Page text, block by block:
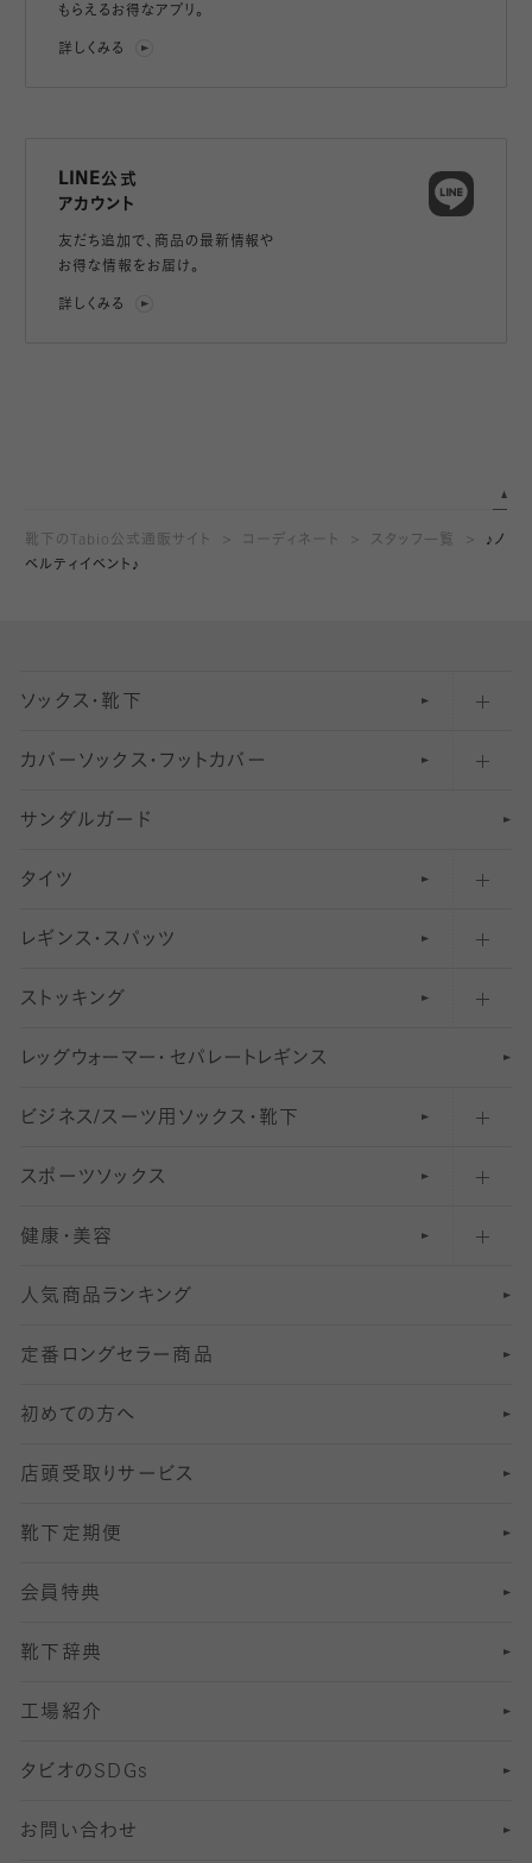
もらえるお得なアプリ。
詳しくみる
LINE公式
アカウント
友だち追加で、 商品の最新情報や
お得な情報をお届け。
詳しくみる
靴下のTabio公式通販サイト コーディネート スタッフ一覧
♪ノ
ベルティイベント♪
ソックス・靴下
五本指ソックス・靴下
足袋ソックス・靴下
無地・プレーンソックス・靴下
柄ソックス・靴下
スニーカー（くるぶし）用ソックス
アンクル・ショートソックス（くるぶし上）
クルーソックス（ふくらはぎ下）
ハイソックス
オーバーニー・ニーハイソックス
カバーソックス・フットカバー
フットカバー・カバーソックス（深め）
フットカバー・カバーソックス（ふつう）
フットカバー・カバーソックス（浅め）
サンダルガード
タイツ
30デニール以下のタイツ（薄手タイツ）
31〜40デニールタイツ
41〜60デニールタイツ
61〜80デニールタイツ
81 〜110デニールタイツ
111〜210デニールタイツ
211デニールタイツ以上（防寒・厚手タイツ）
レギンス・スパッツ
柄レギンス
無地レギンス
レギンスパンツ（レギパン）
マタニティレギンス
5 分丈
6 分丈レギンス
7 分丈 レギンス
8分丈 レギンス
10分丈 レギンス
12分丈レギンス
13分丈レギンス
ストッキング
伝線しにくいストッキング
ショートストッキング
結婚式用ストッキング
美脚ストッキング
オールスルーストッキング
レッ グ ウォー マー ・ セパレー ト レ ギンス
ビジネス/スーツ用 ソックス・靴下
匠シリーズ
フレッシャーズ向けソックス・靴下
冠婚葬祭向けソックス・靴下
スーツカジュアルソックス・靴下
ロングホーズ
スポーツソックス
ランニングソックス・靴下
ゴルフソックス・靴下
サッカー・フットサル用ソックス
ヨガソックス・靴下
スポーツ用レッグウォーマー
SSサイズ（21～23cm）
Sサイズ（22～25cm）
Mサイズ（25～27cm）
Lサイズ（27～29cm）
健康・美容
インナーソックス
加圧・着圧ソックス
冷えとり靴下
着圧・加圧タイツ
むくみ対策
足の疲れ対策
足の臭い対策
冷え対策
靴ずれ対策
快適な睡眠対策
人気商品ランキング
定番ロングセラー商品
初めての方へ
店頭受取りサービス
靴下定期便
会員特典
靴下辞典
工場紹介
タビオのSDGs
お問い合わせ